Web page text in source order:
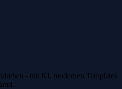
- mit KI, modernen Templates